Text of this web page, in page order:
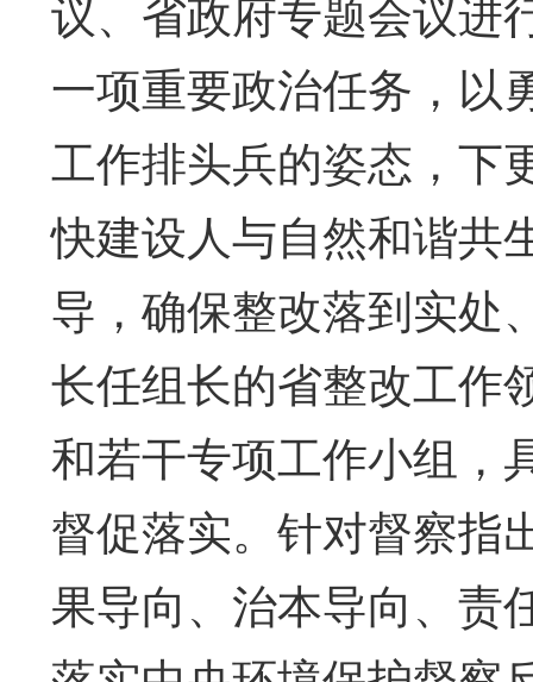
一项重要政治任务，以
工作排头兵的姿态，下
快建设人与自然和谐共
导，确保整改落到实处
长任组长的省整改工作
和若干专项工作小组，
督促落实。针对督察指
果导向、治本导向、责